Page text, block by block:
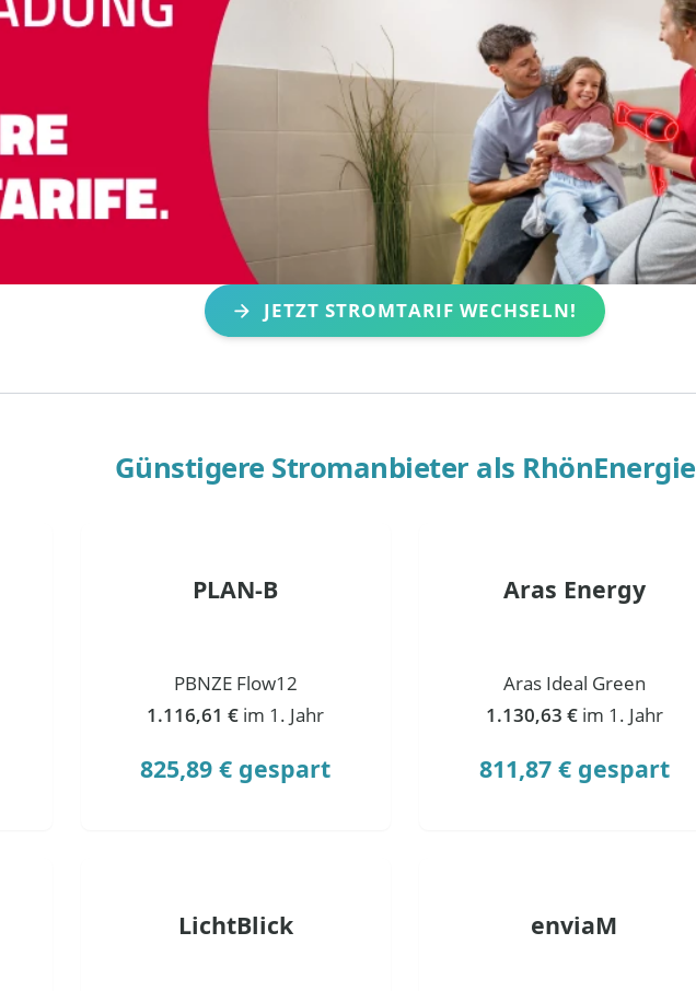
JETZT STROMTARIF WECHSELN!
Günstigere Stromanbieter als RhönEnergie
PLAN-B
PBNZE Flow12
1.116,61 € im 1. Jahr
825,89 € gespart
Aras Energy
Aras Ideal Green
1.130,63 € im 1. Jahr
811,87 € gespart
LichtBlick enviaM